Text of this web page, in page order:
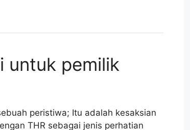
untuk pemilik
peristiwa; Itu adalah kesaksian
THR sebagai jenis perhatian